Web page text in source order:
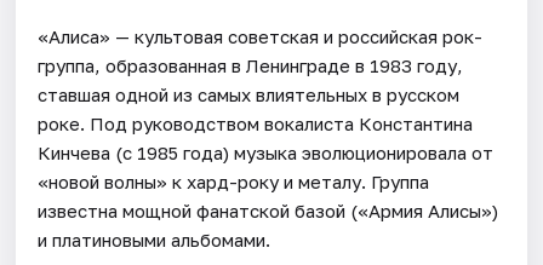
«Алиса» — культовая советская и российская рок-
группа, образованная в Ленинграде в 1983 году,
ставшая одной из самых влиятельных в русском
роке. Под руководством вокалиста Константина
Кинчева (с 1985 года) музыка эволюционировала от
«новой волны» к хард-року и металу. Группа
известна мощной фанатской базой («Армия Алисы»)
и платиновыми альбомами.